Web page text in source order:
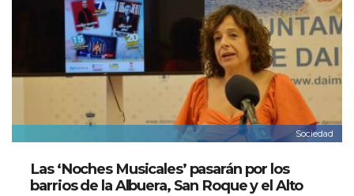
Sociedad
Las ‘Noches Musicales’ pasarán por los
barrios de la Albuera, San Roque y el Alto